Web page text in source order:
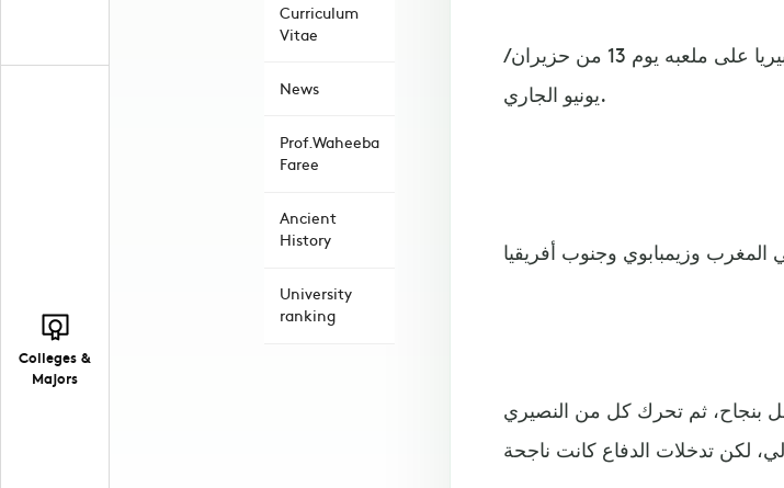
Colleges &
Majors
Curriculum
Vitae
News
Prof.Waheeba
Faree
Ancient
History
University
ranking
ويلعب المنتخب المغربي في الجولة المقبلة مع منتخب ليبيريا على ملعبه يوم 13 من حزيران /
يونيو الجاري.
بنجاح، ثم تحرك كل من النصيري